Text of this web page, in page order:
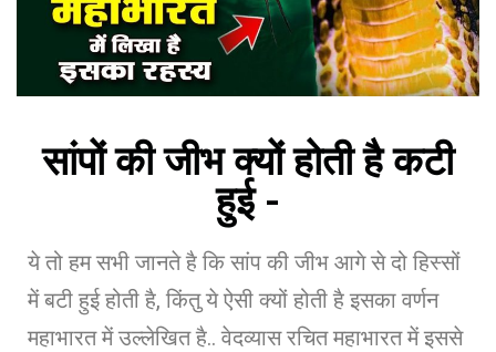
सांपों की जीभ क्यों होती है कटी
हुई -
ये तो हम सभी जानते है कि सांप की जीभ आगे से दो हिस्सों
में बटी हुई होती है, किंतु ये ऐसी क्यों होती है इसका वर्णन
महाभारत में उल्लेखित है.. वेदव्यास रचित महाभारत में इससे